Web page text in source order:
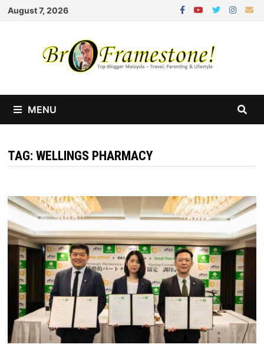
Skip
August 7, 2026
MENU
TAG:WELLINGS PHARMACY